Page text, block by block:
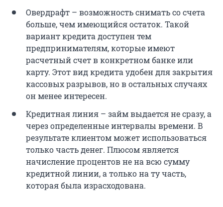
Овердрафт – возможность снимать со счета
больше, чем имеющийся остаток. Такой
вариант кредита доступен тем
предпринимателям, которые имеют
расчетный счет в конкретном банке или
карту. Этот вид кредита удобен для закрытия
кассовых разрывов, но в остальных случаях
он менее интересен.
Кредитная линия – займ выдается не сразу, а
через определенные интервалы времени. В
результате клиентом может использоваться
только часть денег. Плюсом является
начисление процентов не на всю сумму
кредитной линии, а только на ту часть,
которая была израсходована.